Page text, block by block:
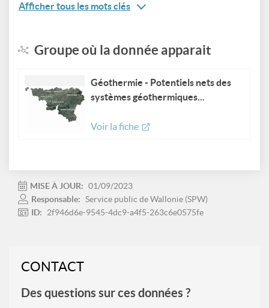
Afficher tous les mots clés
Groupe où la donnée apparait
Géothermie - Potentiels nets des
systèmes géothermiques...
Voir la fiche
MISE À JOUR: 01/09/2023
Responsable: Service public de Wallonie (SPW)
ID:
2f946d6e-9545-4dc9-a4f5-263c6e0575fe
CONTACT
Des questions sur ces données ?